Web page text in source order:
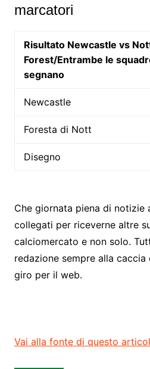
marcatori
Risultato Newcastle vs
Forest/Entrambe le
segnano
Newcastle
Foresta di Nott
Disegno
Che giornata piena di notizie
collegati per riceverne altre
calciomercato e non solo.
redazione sempre alla
giro per il web.
Vai alla fonte di questo